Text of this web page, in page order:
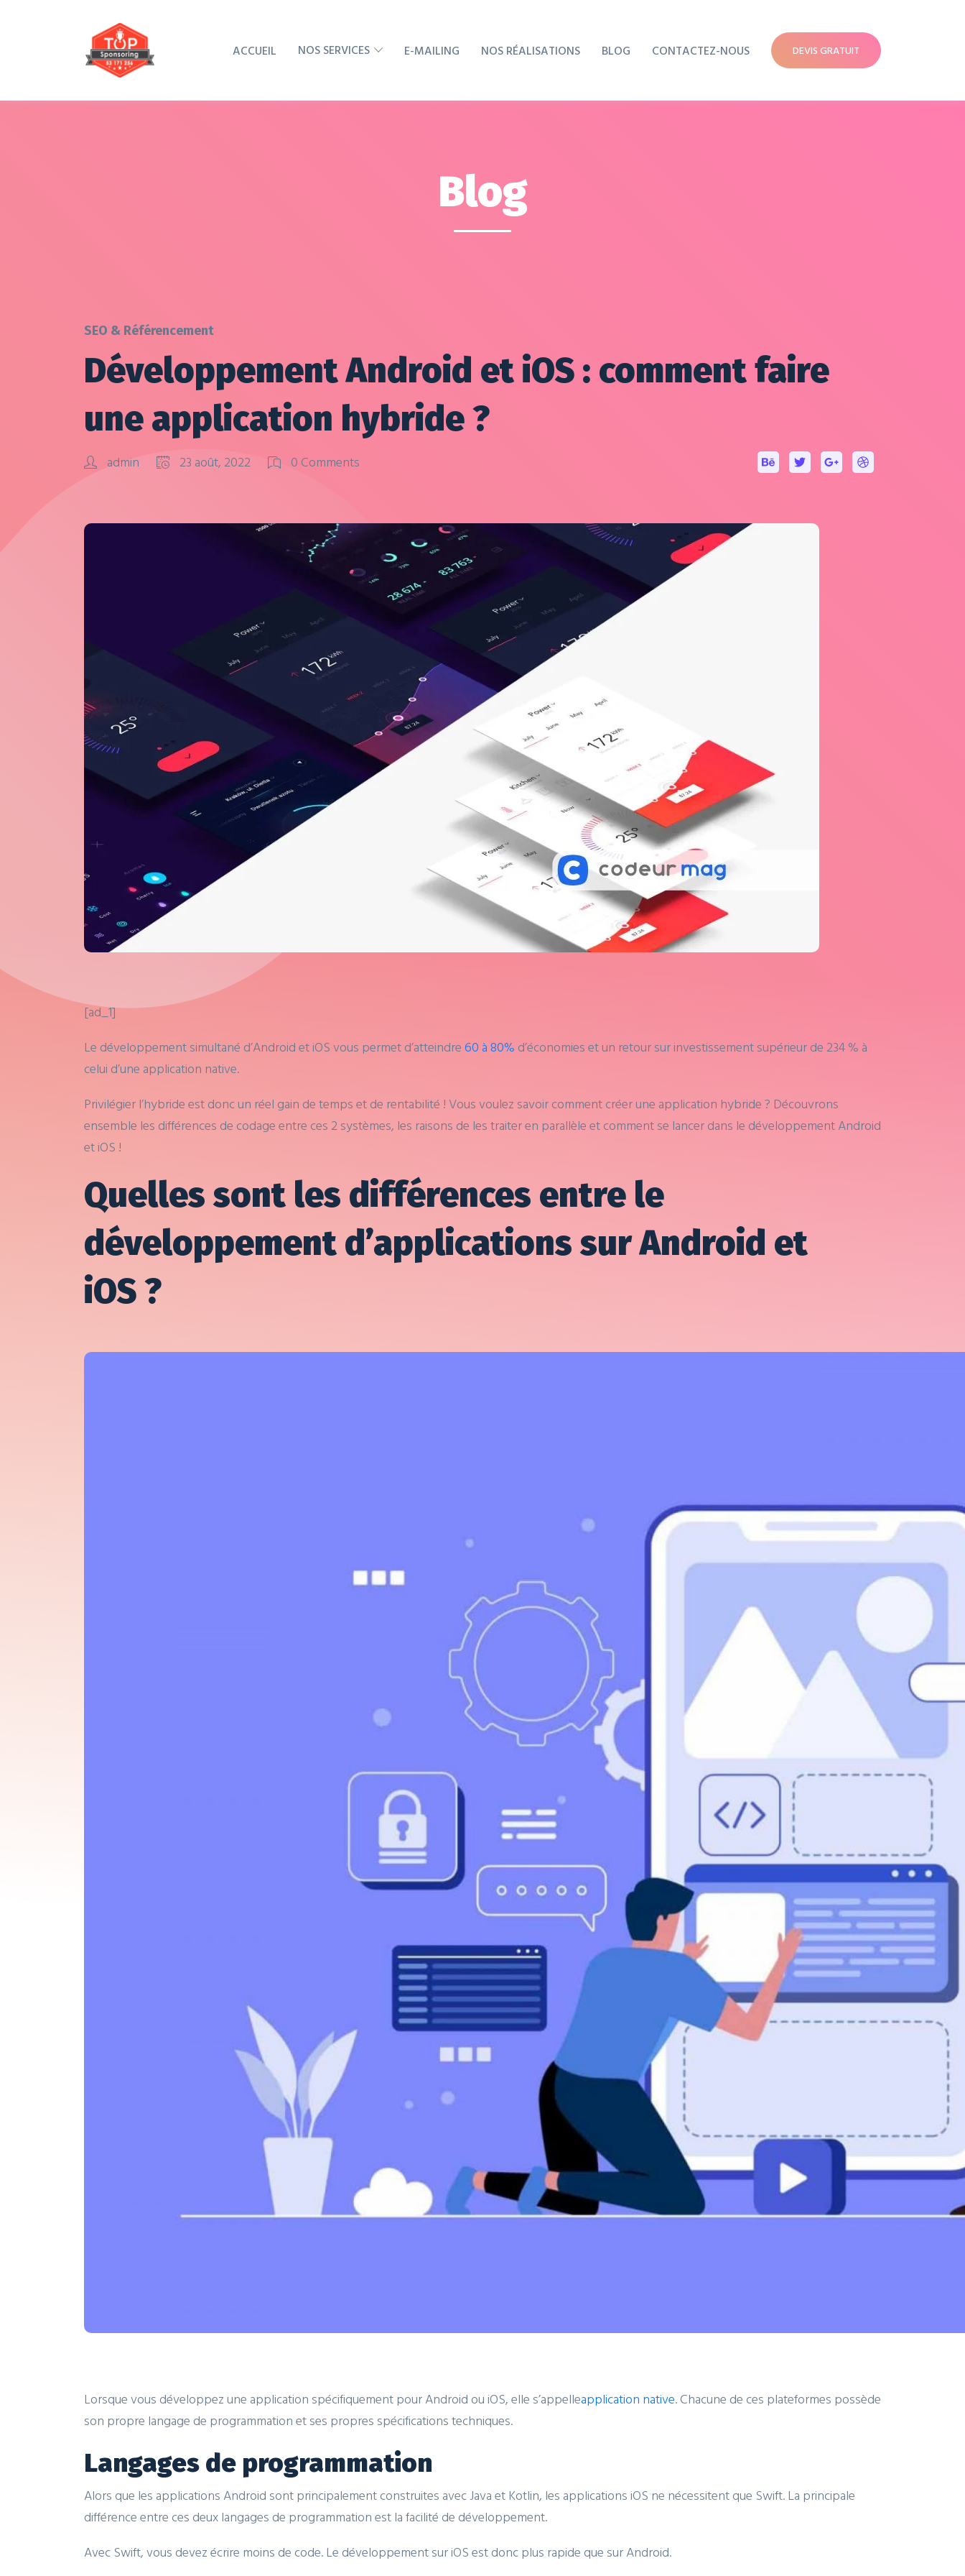
ACCUEIL NOS SERVICES E-MAILING NOS RÉALISATIONS BLOG CONTACTEZ-NOUS DEVIS GRATUIT
Blog
SEO & Référencement
Développement Android et iOS : comment faire
une application hybride ?
admin 23 août, 2022 0 Comments
[ad_1]
Le développement simultané d’Android et iOS vous permet d’atteindre60 à 80% d’économies et un retour sur investissement supérieur de 234 % à
celui d’une application native.
Privilégier l’hybride est donc un réel gain de temps et de rentabilité ! Vous voulez savoir comment créer une application hybride ? Découvrons
ensemble les différences de codage entre ces 2 systèmes, les raisons de les traiter en parallèle et comment se lancer dans le développement Android
et iOS !
Quelles sont les différences entre le
développement d’applications sur Android et
iOS ?
Lorsque vous développez une application spécifiquement pour Android ou iOS, elle s’appelleapplication native. Chacune de ces plateformes possède
son propre langage de programmation et ses propres spécifications techniques.
Langages de programmation
Alors que les applications Android sont principalement construites avec Java et Kotlin, les applications iOS ne nécessitent que Swift. La principale
différence entre ces deux langages de programmation est la facilité de développement.
Avec Swift, vous devez écrire moins de code. Le développement sur iOS est donc plus rapide que sur Android.